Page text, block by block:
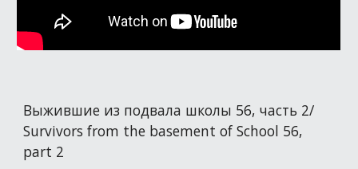
Выжившие из подвала школы 56, часть 2/
Survivors from the basement of School 56,
part 2